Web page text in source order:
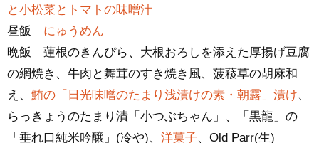
と小松菜とトマトの味噌汁
昼飯 にゅうめん
晩飯 蓮根のきんぴら、大根おろしを添えた厚揚げ豆腐
の網焼き、牛肉と舞茸のすき焼き風、菠薐草の胡麻和
え、 鮪の「日光味噌のたまり浅漬けの素・朝露」漬け、
らっきょうのたまり漬「小つぶちゃん」、「黒龍」の
「垂れ口純米吟醸」(冷や)、 洋菓子、Old Parr(生)